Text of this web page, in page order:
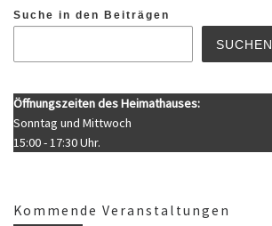
Suche in den Beiträgen
SUCHEN
Öffnungszeiten des Heimathauses:
Sonntag und Mittwoch
15:00 - 17:30 Uhr.
Kommende Veranstaltungen